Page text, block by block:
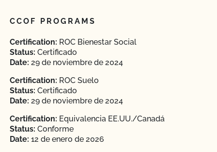
CCOF PROGRAMS
Certification: ROC Bienestar Social
Status: Certificado
Date: 29 de noviembre de 2024
Certification: ROC Suelo
Status: Certificado
Date: 29 de noviembre de 2024
Certification: Equivalencia EE.UU./Canadá
Status: Conforme
Date: 12 de enero de 2026